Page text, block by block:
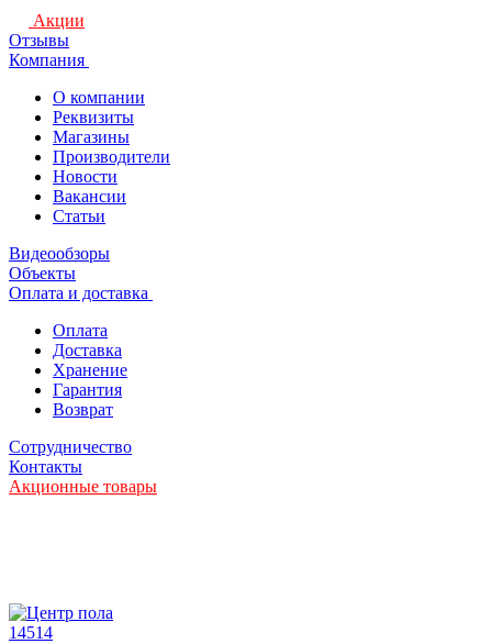
Акции
Отзывы
Компания
О компании
Реквизиты
Магазины
Производители
Новости
Вакансии
Статьи
Видеообзоры
Объекты
Оплата и доставка
Оплата
Доставка
Хранение
Гарантия
Возврат
Сотрудничество
Контакты
Акционные товары
14514